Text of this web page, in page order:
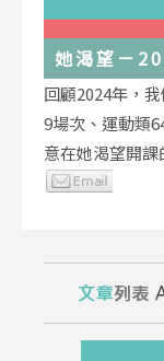
她渴望－
回顧2024年，
9場次、運動類
意在她渴望開